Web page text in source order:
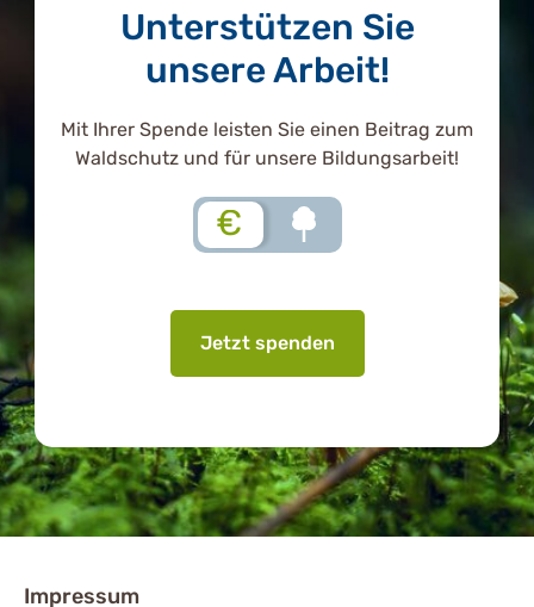
Unterstützen Sie
unsere Arbeit!
Mit Ihrer Spende leisten Sie einen Beitrag zum
Waldschutz und für unsere Bildungsarbeit!
€
Jetzt spenden
Impressum